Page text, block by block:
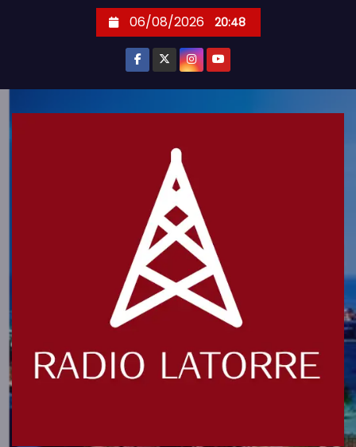
06/08/2026 20:48